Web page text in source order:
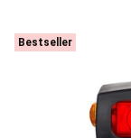
Bestseller